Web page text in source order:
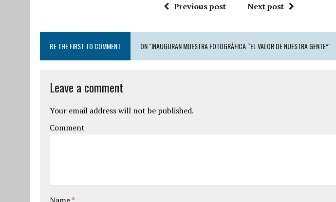
Previous post Next post
BE THE FIRST TO COMMENT ON "INAUGURAN MUESTRA FOTOGRÁFICA “EL VALOR DE NUESTRA GENTE”"
Leave a comment
Your email address will not be published.
Comment